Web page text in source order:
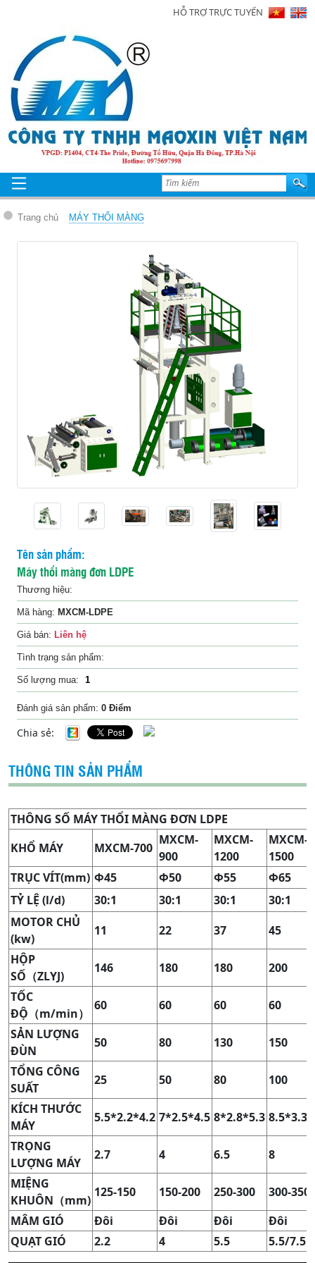
HỖ TRỢ TRỰC TUYẾN
Giới
thiệu
Sản
Tin
tức Trang chủ MÁY THỔI MÀNG
Tên sản phẩm:
Máy thổi màng đơn LDPE
Thương hiệu:
Mã hàng: MXCM-LDPE
Giá bán: Liên hệ
Tình trạng sản phẩm:
Số lượng mua:
Đánh giá sản phẩm: 0 Điểm
Chia sẻ:
THÔNG TIN SẢN PHẨM
THÔNG SỐ MÁY THỔI MÀNG ĐƠN LDPE
KHỔ MÁY MXCM-700
MXCM-
900
MXCM-
1200
MXCM-
1500
TRỤC VÍT(mm) Φ45 Φ50 Φ55
Φ65
TỶ LỆ (l/d) 30:1 30:1 30:1
30:1
MOTOR CHỦ
(kw)
11 22 37
45
HỘP
SỐ （ZLYJ)
146 180 180
200
TỐC
ĐỘ （m/min）
60 60 60
60
SẢN LƯỢNG
ĐÙN
50 80 130
150
TỔNG CÔNG
SUẤT
25 50 80
100
KÍCH THƯỚC
MÁY
5.5*2.2*4.2 7*2.5*4.5 8*2.8*5.3
TRỌNG
LƯỢNG MÁY
2.7 4 6.5
8
MIỆNG
KHUÔN（mm)
125-150 150-200 250-300
300-350
MÂM GIÓ
Đôi Đôi Đôi Đôi
QUẠT GIÓ 2.2 4 5.5 5.5/7.5